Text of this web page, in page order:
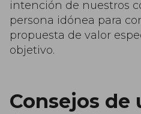
intención de nuestros
persona idónea para
propuesta de valor
objetivo.
Consejos de